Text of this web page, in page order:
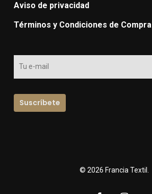
Aviso de privacidad
Términos y Condiciones de Compra
© 2026 Francia Textil.